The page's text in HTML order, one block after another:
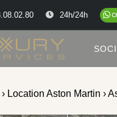
24h/24h
› Location Aston Martin ›